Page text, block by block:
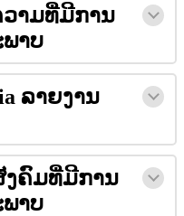
ວາມທມການ
ພາບ
ລາຍງານ
ງຄມທມການ
ພາບ